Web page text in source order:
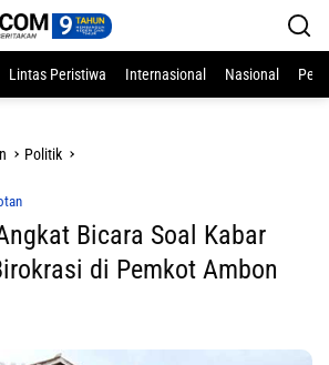
Lintas Peristiwa Internasional Nasional
Politik
Bicara Soal Kabar
di Pemkot Ambon